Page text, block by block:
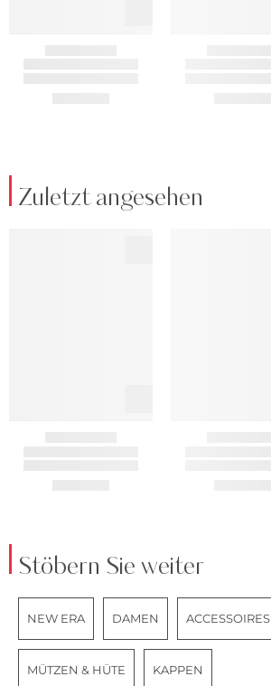
Zuletzt angesehen
Stöbern Sie weiter
NEW ERA DAMEN ACCESSOIRES
MÜTZEN & HÜTE KAPPEN